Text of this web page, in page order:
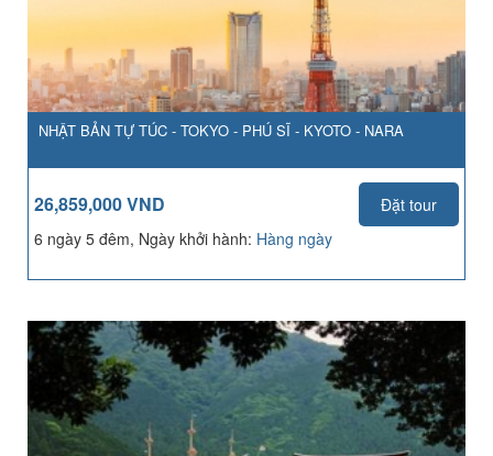
NHẬT BẢN TỰ TÚC - TOKYO - PHÚ SĨ - KYOTO - NARA
26,859,000 VND
Đặt tour
6 ngày 5 đêm, Ngày khởi hành: Hàng ngày